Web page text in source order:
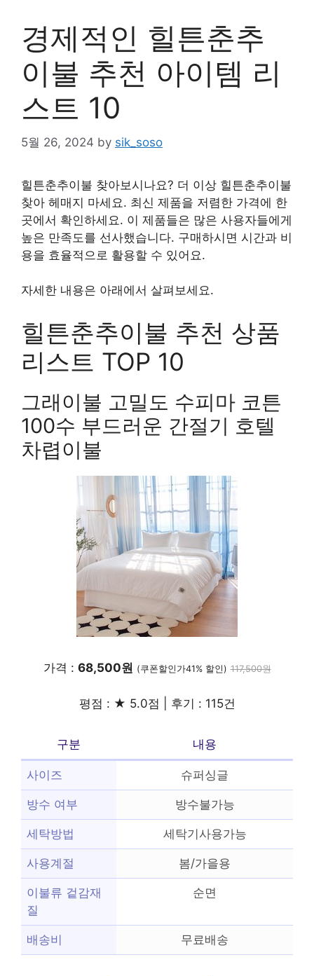
경제적인 힐튼춘추
이불 추천 아이템 리
스트 10
5월 26, 2024 by sik_soso
힐튼춘추이불 찾아보시나요? 더 이상 힐튼춘추이불
찾아 헤매지 마세요. 최신 제품을 저렴한 가격에 한
곳에서 확인하세요. 이 제품들은 많은 사용자들에게
높은 만족도를 선사했습니다. 구매하시면 시간과 비
용을 효율적으로 활용할 수 있어요.
자세한 내용은 아래에서 살펴보세요.
힐튼춘추이불 추천 상품
리스트 TOP 10
그래이불 고밀도 수피마 코튼
100수 부드러운 간절기 호텔
차렵이불
가격 : 68,500원 (쿠폰할인가41% 할인) 117,500원
평점 : ★ 5.0점 | 후기 : 115건
구분 내용
사이즈 슈퍼싱글
방수 여부 방수불가능
세탁방법 세탁기사용가능
사용계절 봄/가을용
이불류 겉감재
질
순면
배송비 무료배송